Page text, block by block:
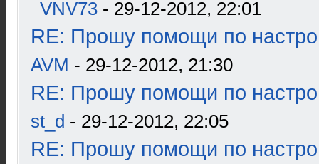
VNV73 - 29-12-2012, 22:01
RE: Прошу помощи по
AVM - 29-12-2012, 21:30
RE: Прошу помощи по
st_d - 29-12-2012, 22:05
RE: Прошу помощи по